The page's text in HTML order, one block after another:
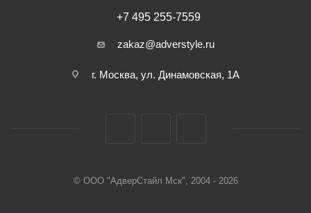
+7 495 255-7559
zakaz@adverstyle.ru
г. Москва, ул. Динамовская, 1А
© ООО "АдверСтайл Мск", 2004 - 2026